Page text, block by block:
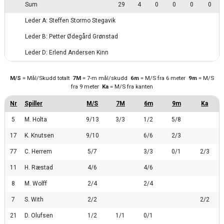
Sum 29 4 0 0 0 0
Leder A: Steffen Stormo Stegavik
Leder B: Petter Ødegård Grønstad
Leder D: Erlend Andersen Kinn
5 M. Holta 9/13 3/3 1/2 5/8
17 K. Knutsen 9/10 6/6 2/3
77 C. Herrem 5/7 3/3 0/1 2/3
11 H. Ræstad 4/6 4/6
8 M. Wolff 2/4 2/4
7 S. With 2/2 2/2
21 D. Olufsen 1/2 1/1 0/1
M/S = Mål/Skudd totalt 7M= 7-m mål/skudd 6m= M/S fra 6 meter 9m= M/S
fra 9 meter Ka= M/S fra kanten